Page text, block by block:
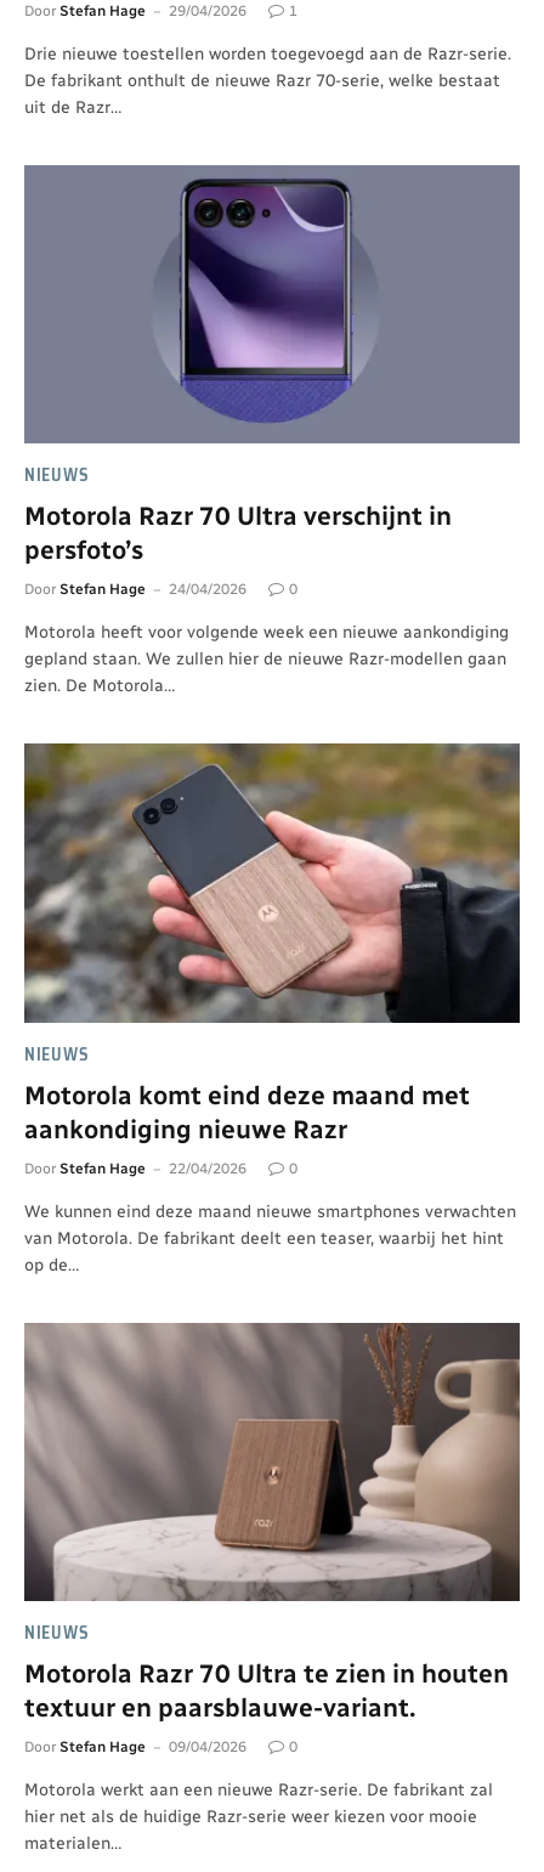
Door Stefan Hage 29/04/2026 1
Drie nieuwe toestellen worden toegevoegd aan de Razr-serie.
De fabrikant onthult de nieuwe Razr 70-serie, welke bestaat
uit de Razr…
NIEUWS
Motorola Razr 70 Ultra verschijnt in
persfoto’s
Door Stefan Hage 24/04/2026 0
Motorola heeft voor volgende week een nieuwe aankondiging
gepland staan. We zullen hier de nieuwe Razr-modellen gaan
zien. De Motorola…
NIEUWS
Motorola komt eind deze maand met
aankondiging nieuwe Razr
Door Stefan Hage 22/04/2026 0
We kunnen eind deze maand nieuwe smartphones verwachten
van Motorola. De fabrikant deelt een teaser, waarbij het hint
op de…
NIEUWS
Motorola Razr 70 Ultra te zien in houten
textuur en paarsblauwe-variant.
Door Stefan Hage 09/04/2026 0
Motorola werkt aan een nieuwe Razr-serie. De fabrikant zal
hier net als de huidige Razr-serie weer kiezen voor mooie
materialen…